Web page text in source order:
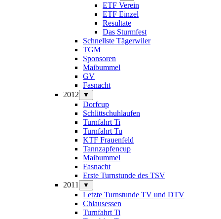
ETF Verein
ETF Einzel
Resultate
Das Sturmfest
Schnellste Tägerwiler
TGM
Sponsoren
Maibummel
GV
Fasnacht
2012
▼
Dorfcup
Schlittschuhlaufen
Turnfahrt Ti
Turnfahrt Tu
KTF Frauenfeld
Tannzapfencup
Maibummel
Fasnacht
Erste Turnstunde des TSV
2011
▼
Letzte Turnstunde TV und DTV
Chlausessen
Turnfahrt Ti